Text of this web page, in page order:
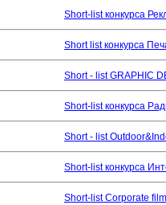
Short-list конкурса
Short list конкурса
Short - list GRAPHIC
Short-list конкурса
Short - list
Short-list конкурса
Short-list Corporate